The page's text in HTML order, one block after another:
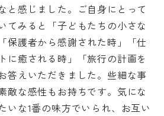
と感じました。ご自身にとって
てみると「子どもたちの小さな
保護者から感謝された時」「仕
に癒される時」「旅行の計画を
答えいただきました。些細な事
敵な感性もお持ちです。気にな
いな1番の味方でいられ、お互い